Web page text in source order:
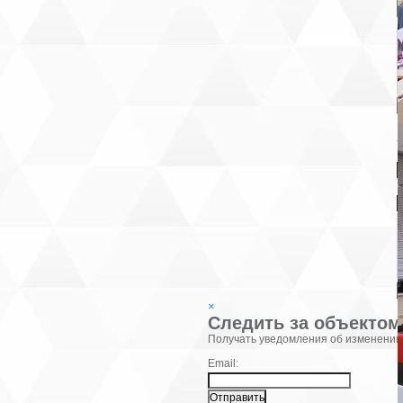
×
Следить за объектом
Фамилия:
Получать уведомления об
Email: